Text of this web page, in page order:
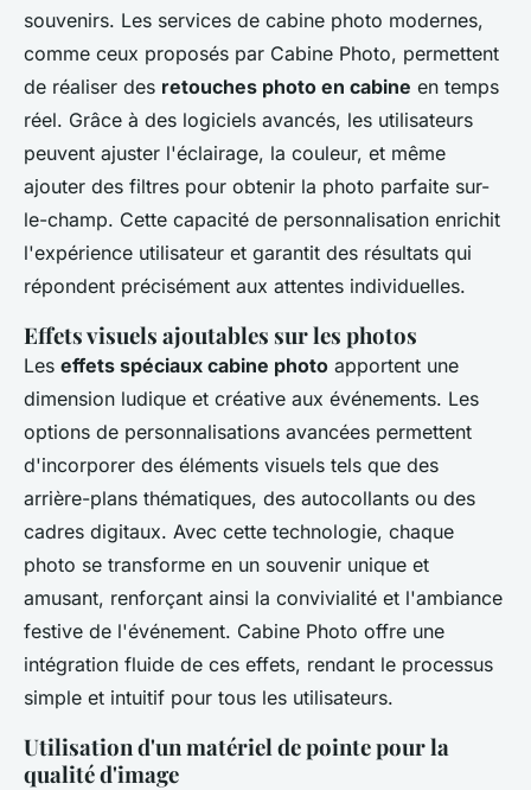
souvenirs. Les services de cabine photo modernes,
comme ceux proposés par Cabine Photo, permettent
de réaliser des retouches photo en cabine en temps
réel. Grâce à des logiciels avancés, les utilisateurs
peuvent ajuster l'éclairage, la couleur, et même
ajouter des filtres pour obtenir la photo parfaite sur-
le-champ. Cette capacité de personnalisation enrichit
l'expérience utilisateur et garantit des résultats qui
répondent précisément aux attentes individuelles.
Effets visuels ajoutables sur les photos
Les effets spéciaux cabine photo apportent une
dimension ludique et créative aux événements. Les
options de personnalisations avancées permettent
d'incorporer des éléments visuels tels que des
arrière-plans thématiques, des autocollants ou des
cadres digitaux. Avec cette technologie, chaque
photo se transforme en un souvenir unique et
amusant, renforçant ainsi la convivialité et l'ambiance
festive de l'événement. Cabine Photo offre une
intégration fluide de ces effets, rendant le processus
simple et intuitif pour tous les utilisateurs.
Utilisation d'un matériel de pointe pour la
qualité d'image